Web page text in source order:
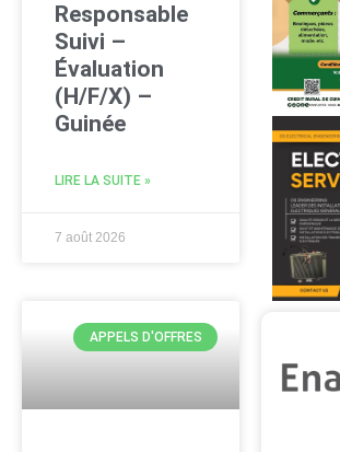
Responsable
Suivi –
Évaluation
(H/F/X) –
Guinée
LIRE LA SUITE »
7 août 2026
APPELS D'OFFRES